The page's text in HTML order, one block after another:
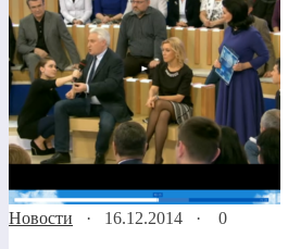
Новости · 16.12.2014 · 0